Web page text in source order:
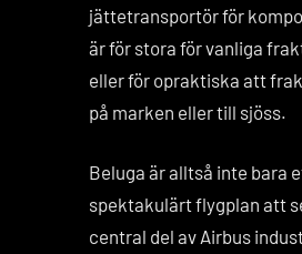
jättetransportör för
är för stora för vanliga
eller för opraktiska att
på marken eller till sjöss.
Beluga är alltså inte bara
spektakulärt flygplan att
central del av Airbus